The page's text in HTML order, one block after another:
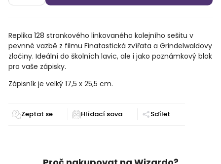
Replika 128 strankového linkovaného kolejního sešitu v
pevnné vazbě z filmu Finatastická zvířata a Grindelwaldovy
zločiny. Ideální do školních lavic, ale i jako poznámkový blok
pro vaše zápisky.
Zápisník je velký 17,5 x 25,5 cm.
Zeptat se Sdílet